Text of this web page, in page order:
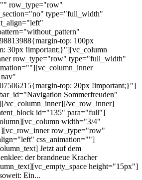
row_type="row"
type="full_width"
top: 100px
30px !important;}"][vc_column
row_type="row" type="full_width"
top: 20px !important;}"]
Sommerfreuden"
vc_column_inner][/vc_row_inner]
id="135" para="full"]
width="3/4"
row_type="row"
css_animation=""]
Jetzt auf dem
der brandneue Kracher
height="15px"]
Ein...